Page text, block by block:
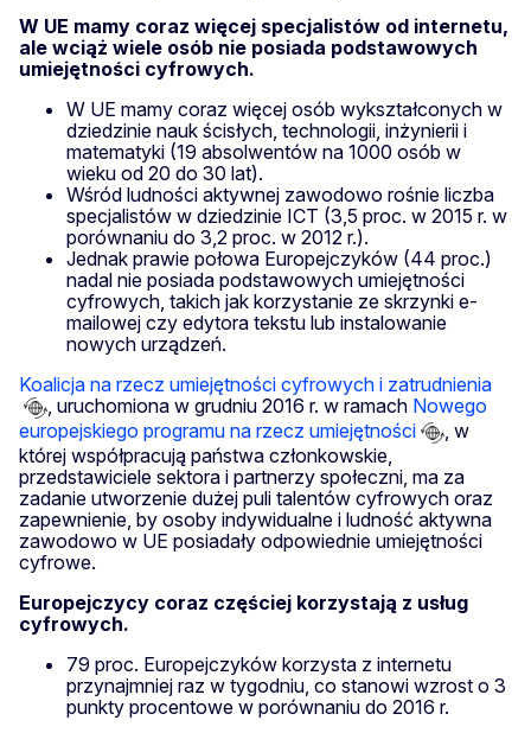
W UE mamy coraz więcej specjalistów od internetu,
ale wciąż wiele osób nie posiada podstawowych
umiejętności cyfrowych.
W UE mamy coraz więcej osób wykształconych w
dziedzinie nauk ścisłych, technologii, inżynierii i
matematyki (19 absolwentów na 1000 osób w
wieku od 20 do 30 lat).
Wśród ludności aktywnej zawodowo rośnie liczba
specjalistów w dziedzinie ICT (3,5 proc. w 2015 r. w
porównaniu do 3,2 proc. w 2012 r.).
Jednak prawie połowa Europejczyków (44 proc.)
nadal nie posiada podstawowych umiejętności
cyfrowych, takich jak korzystanie ze skrzynki e-
mailowej czy edytora tekstu lub instalowanie
nowych urządzeń.
Koalicja na rzecz umiejętności cyfrowych i zatrudnienia
, uruchomiona w grudniu 2016 r. w ramach Nowego
europejskiego programu na rzecz umiejętności
, w
której współpracują państwa członkowskie,
przedstawiciele sektora i partnerzy społeczni, ma za
zadanie utworzenie dużej puli talentów cyfrowych oraz
zapewnienie, by osoby indywidualne i ludność aktywna
zawodowo w UE posiadały odpowiednie umiejętności
cyfrowe.
Europejczycy coraz częściej korzystają z usług
cyfrowych.
79 proc. Europejczyków korzysta z internetu
przynajmniej raz w tygodniu, co stanowi wzrost o 3
punkty procentowe w porównaniu do 2016 r.